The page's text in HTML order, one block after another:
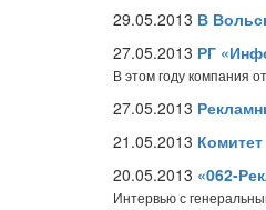
29.05.2013 В
27.05.2013 РГ
В этом году компания
27.05.2013
21.05.2013
20.05.2013 «062-
Интервью с